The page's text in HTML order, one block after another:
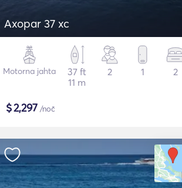
Axopar 37 xc
Motorna jahta
37 ft
11 m
2 1 2
$2,297 /noč